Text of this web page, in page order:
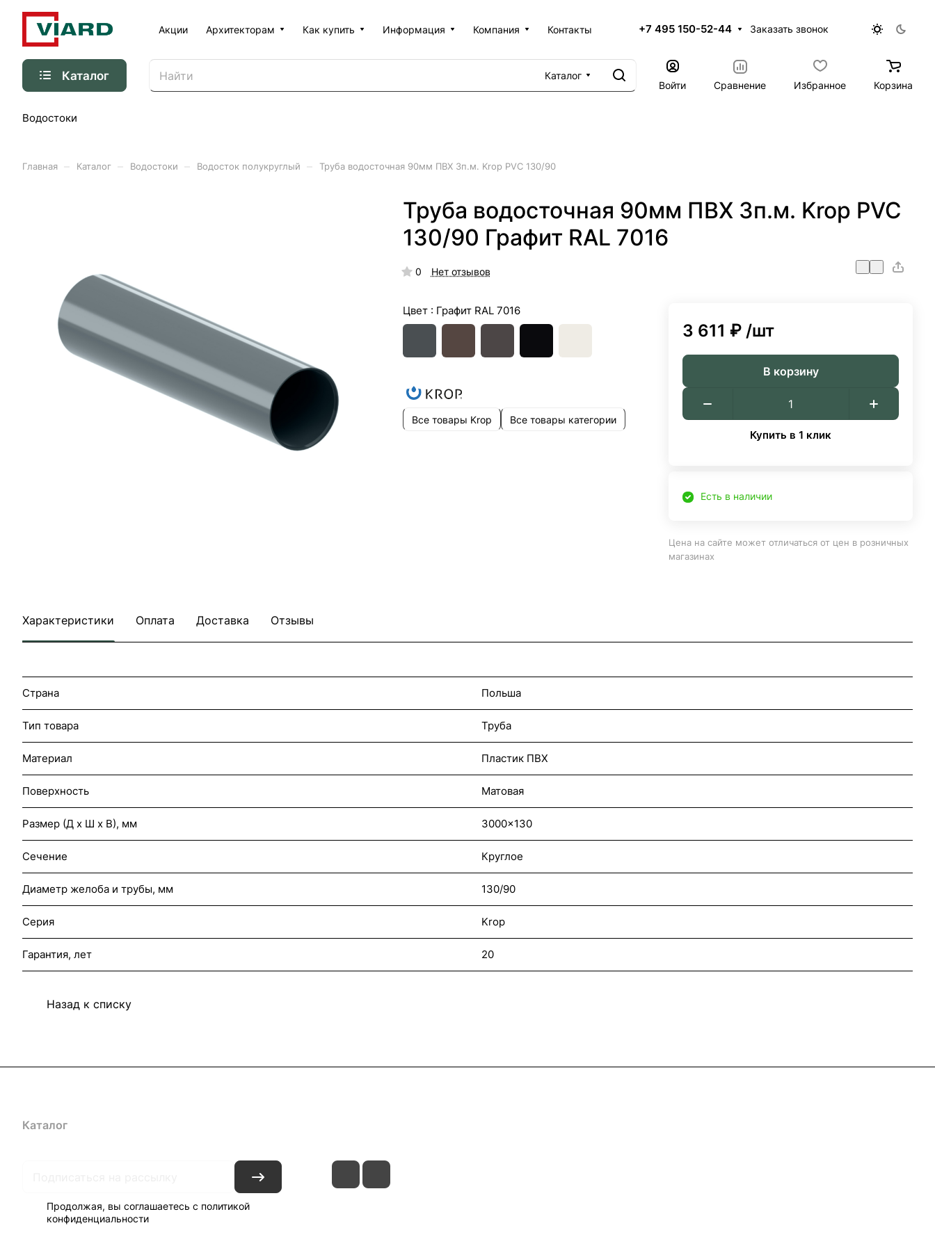
Акции Архитекторам Как купить Информация Компания Контакты +7 495 150-52-44 Заказать звонок
Каталог
Каталог
Войти
Сравнение Избранное Корзина
Водостоки
Главная Каталог Водостоки Водосток полукруглый Труба водосточная 90мм ПВХ 3п.м. Krop PVC 130/90
Труба водосточная 90мм ПВХ 3п.м. Krop PVC
130/90 Графит RAL 7016
0 Нет отзывов
Цвет : Графит RAL 7016
Все товары Krop Все товары категории
3 611 ₽ /шт
В корзину
Купить в 1 клик
Есть в наличии
Цена на сайте может отличаться от цен в розничных
магазинах
Характеристики Оплата Доставка Отзывы
Страна Польша
Тип товара Труба
Материал Пластик ПВХ
Поверхность Матовая
Размер (Д х Ш х В), мм 3000x130
Сечение Круглое
Диаметр желоба и трубы, мм 130/90
Серия Krop
Гарантия, лет 20
Назад к списку
Каталог
Продолжая, вы соглашаетесь с политикой
конфиденциальности